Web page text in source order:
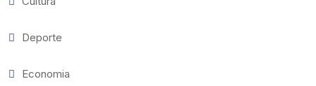
Deporte
Economia